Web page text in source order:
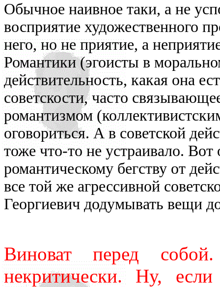
Обычное наивное таки, а не
восприятие художественного
него, но не приятие, а
Романтики (эгоисты в
действительность, какая она
советскости, часто
романтизмом
оговориться. А в советской
тоже что-то не устраивало.
романтическому бегству от
все той же агрессивной
Георгиевич додумывать вещи
Виноват перед
некритически. Ну,